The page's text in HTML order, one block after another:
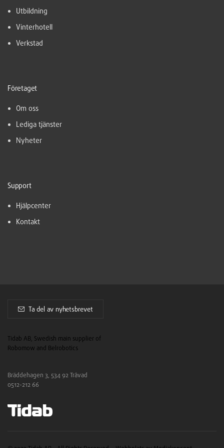
Utbildning
Vinterhotell
Verkstad
Företaget
Om oss
Lediga tjänster
Nyheter
Support
Hjälpcenter
Kontakt
Ta del av nyhetsbrevet
Tidab AB, Swedish main supplier of
Robomow and Belrobotics
Bräddehagen 3, 534 92 Tråvad
0512-212 66